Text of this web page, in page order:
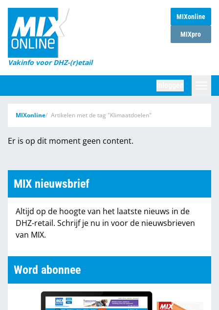
MIXonline
MIXpro
Vakinfo voor DHZ-(r)etail
Home
Magazines
DHZ Sessie
Marktcijfers
Word abonnee
MIXonline Artikelen met de tag "Klimaatdoelen"
Er is op dit moment geen content.
MIX nieuwsbrief
Altijd op de hoogte van het laatste nieuws in de
DHZ-retail. Schrijf je nu in voor de nieuwsbrieven
van MIX.
Word abonnee